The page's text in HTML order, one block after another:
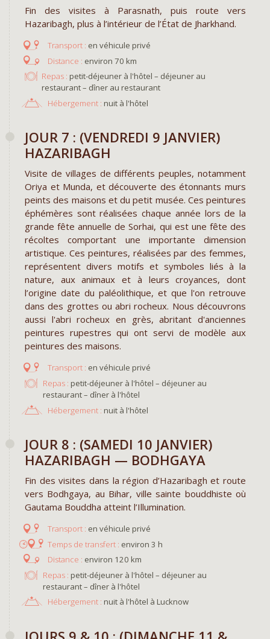
Fin des visites à Parasnath, puis route vers
Hazaribagh, plus à l’intérieur de l’État de Jharkhand.
en véhicule privé
environ 70 km
Repas : petit-déjeuner à l'hôtel – déjeuner au
restaurant – dîner au restaurant
Hébergement : nuit à l'hôtel
​JOUR 7 : (VENDREDI 9 JANVIER)
HAZARIBAGH
Visite de villages de différents peuples, notamment
Oriya et Munda, et découverte des étonnants murs
peints des maisons et du petit musée. Ces peintures
éphémères sont réalisées chaque année lors de la
grande fête annuelle de Sorhai, qui est une fête des
récoltes comportant une importante dimension
artistique. Ces peintures, réalisées par des femmes,
représentent divers motifs et symboles liés à la
nature, aux animaux et à leurs croyances, dont
l’origine date du paléolithique, et que l'on retrouve
dans des grottes ou abri rocheux. Nous découvrons
aussi l'abri rocheux en grès, abritant d'anciennes
peintures rupestres qui ont servi de modèle aux
peintures des maisons.
en véhicule privé
Repas : petit-déjeuner à l'hôtel – déjeuner au
restaurant – dîner à l'hôtel
Hébergement : nuit à l'hôtel
JOUR 8 : (SAMEDI 10 JANVIER)
HAZARIBAGH — BODHGAYA
Fin des visites dans la région d’Hazaribagh et route
vers Bodhgaya, au Bihar, ville sainte bouddhiste où
Gautama Bouddha atteint l’Illumination.
en véhicule privé
environ 3 h
environ 120 km
Repas : petit-déjeuner à l'hôtel – déjeuner au
restaurant – dîner à l'hôtel
Hébergement : nuit à l'hôtel à Lucknow